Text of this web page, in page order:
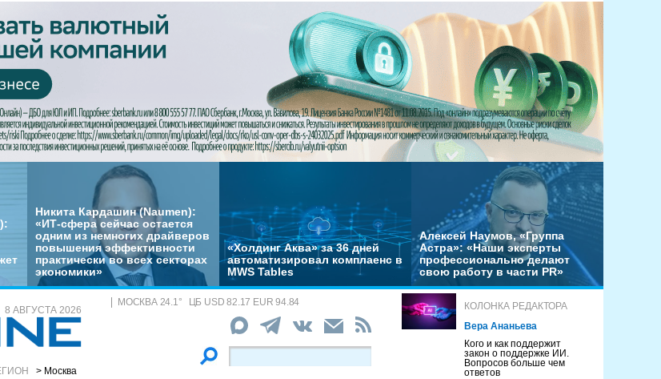
Никита Кардашин (Naumen):
«ИТ-сфера сейчас остается
одним из немногих драйверов
повышения эффективности
практически во всех секторах
экономики»
«Холдинг Аква» за 36 дней
автоматизировал комплаенс в
MWS Tables
Алексей Наумов, «Группа
Астра»: «Наши эксперты
профессионально делают
свою работу в части PR»
8 АВГУСТА 2026
> Москва
МОСКВА 24.1° ЦБ USD 82.17 EUR 94.84
КОЛОНКА РЕДАКТОРА
Вера Ананьева
Кого и как поддержит
закон о поддержке ИИ.
Вопросов больше чем
ответов